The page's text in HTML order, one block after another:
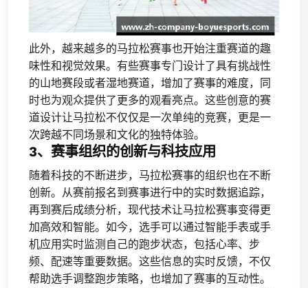
此外，越来越多的马拉松赛事也开始注重赛道的趣
味性和视觉效果。有些赛事专门设计了具有挑战性
的山地赛段或者湿地赛道，增加了赛事的难度，同
时也为观众提供了更多的观看亮点。这些创意的赛
道设计让马拉松不仅仅是一次单纯的竞赛，更是一
次跨越不同场景和文化的独特体验。
3、赛事组织的创新与科技应用
随着科技的不断进步，马拉松赛事的组织也在不断
创新。从赛前报名到赛事进行中的实时数据追踪，
再到赛后成绩分析，现代技术让马拉松赛事变得更
加高效和智能。如今，选手可以通过智能手表或手
机应用实时监测自己的跑步状态，包括心率、步
频、配速等重要数据。这些信息的实时反馈，不仅
帮助选手调整跑步策略，也增加了赛事的互动性。